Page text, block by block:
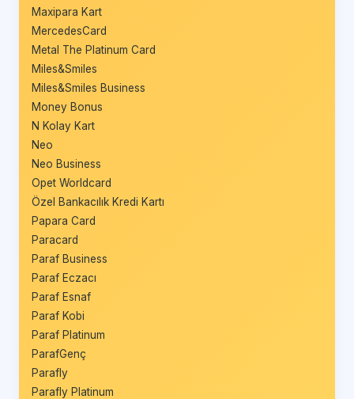
Maxipara Kart
MercedesCard
Metal The Platinum Card
Miles&Smiles
Miles&Smiles Business
Money Bonus
N Kolay Kart
Neo
Neo Business
Opet Worldcard
Özel Bankacılık Kredi Kartı
Papara Card
Paracard
Paraf Business
Paraf Eczacı
Paraf Esnaf
Paraf Kobi
Paraf Platinum
ParafGenç
Parafly
Parafly Platinum